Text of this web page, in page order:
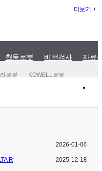
협동로봇 비전검사 자료
로봇 KOWELL로봇
2026-01-06
R 2025-12-18
더보기 +